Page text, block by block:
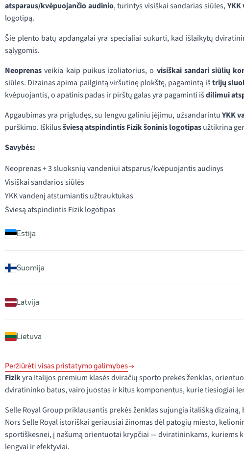
atsparaus/kvėpuojančio audinio, turintys visiškai sandarias siūles,
logotipą.
Šie plento batų apdangalai yra specialiai sukurti, kad išlaikytų
sąlygomis.
Neoprenas veikia kaip puikus izoliatorius, o visiškai sandari siūlių
siūles. Dizainas apima pailgintą viršutinę plokštę, pagamintą ištrijų
kvėpuojantis, o apatinis padas ir pirštų galas yra pagaminti išdilimui
Apgaubimas yra prigludęs, su lengvu galiniu įėjimu, užsandarintuYKK
purškimo. Iškilusšviesą atspindintis Fizik šoninis logotipasužtikrina
Savybės:
Neoprenas + 3 sluoksnių vandeniui atsparus/kvėpuojantis audinys
Visiškai sandarios siūlės
YKK vandenį atstumiantis užtrauktukas
Šviesą atspindintis Fizik logotipas
Estija
Suomija
Latvija
Lietuva
Peržiūrėti visas pristatymo galimybes
Fizikyra Italijos premium klasės dviračių sporto prekės ženklas,
dviratininko batus, vairo juostas ir kitus komponentus, kurie tiesiogiai
Selle Royal Group priklausantis prekės ženklas sujungia itališką
Nors Selle Royal istoriškai geriausiai žinomas dėl patogių miesto,
sportiškesnei, į našumą orientuotai krypčiai — dviratininkams, kuriems
lengvai ir efektyviai.